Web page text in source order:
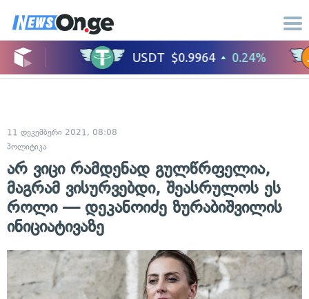
11 დეკემბერი 2021, 08:08
პოლიტიკა
არ ვიცი რამდენად გულწრფელია,
მაგრამ ვისურვებდი, შეასრულოს ეს
როლი — დეკანოიძე ზურაბიშვილის
ინიციატივაზე